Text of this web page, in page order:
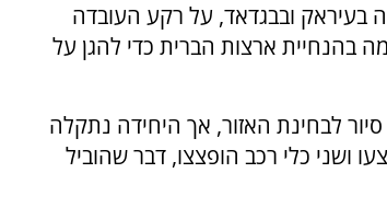
בעיראק ובבגדאד, על רקע העובדה
בהנחיית ארצות הברית כדי להגן על
לבחינת האזור, אך היחידה נתקלה
ושני כלי רכב הופצצו, דבר שהוביל